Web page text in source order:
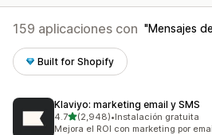
159 aplicaciones con Mensajes
Built for Shopify
Klaviyo: marketing email y SMS
4.7de 5 estrellas
(2,948)
2948 reseñas en total
•Instalación gratuita
Mejora el ROI con marketing por